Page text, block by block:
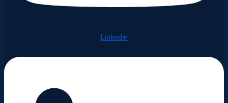
Linkedin